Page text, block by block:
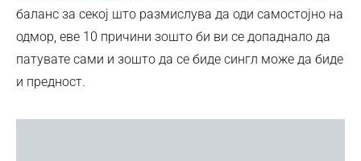
баланс за секој што размислува да оди самостојно на
одмор, еве 10 причини зошто би ви се допаднало да
патувате сами и зошто да се биде сингл може да биде
и предност.